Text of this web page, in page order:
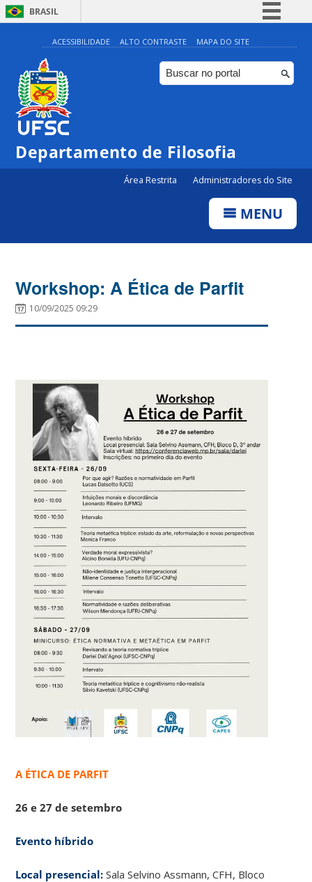
BRASIL
Simplifique!
Comunica BR
Participe
Canais
ACESSIBILIDADE ALTO CONTRASTE MAPA DO SITE
Departamento de Filosofia
Área Restrita Administradores do Site
MENU
Workshop: A Ética de Parfit
10/09/2025 09:29
A ÉTICA DE PARFIT
26 e 27 de setembro
Evento híbrido
Local presencial: Sala Selvino Assmann, CFH, Bloco